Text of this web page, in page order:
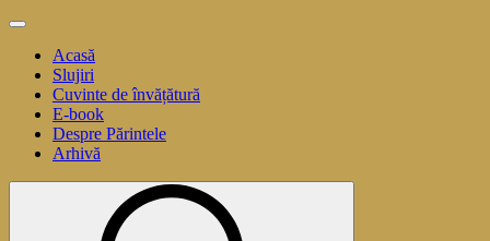
Sari
conținut
Meniu
principalAcasă
Slujiri
Cuvinte de învățătură
E-book
Despre Părintele
Arhivă